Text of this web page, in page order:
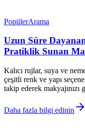
PopülerArama
Uzun Süre
Pratiklik Sunan
Kalıcı rujlar, suya ve
çeşitli renk ve yapı
takip ederek makyajınızı
Daha fazla bilgi edinin